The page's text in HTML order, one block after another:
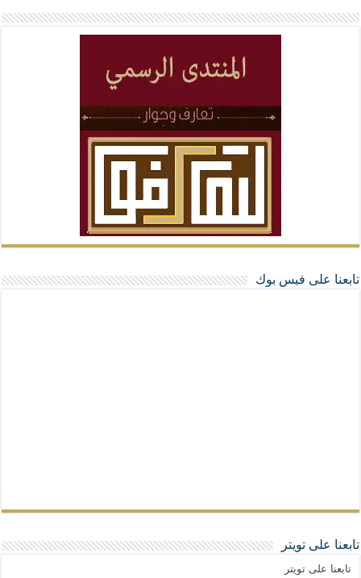
تابعنا على فيس بوك
تابعنا على تويتر
تابعنا على تويتر